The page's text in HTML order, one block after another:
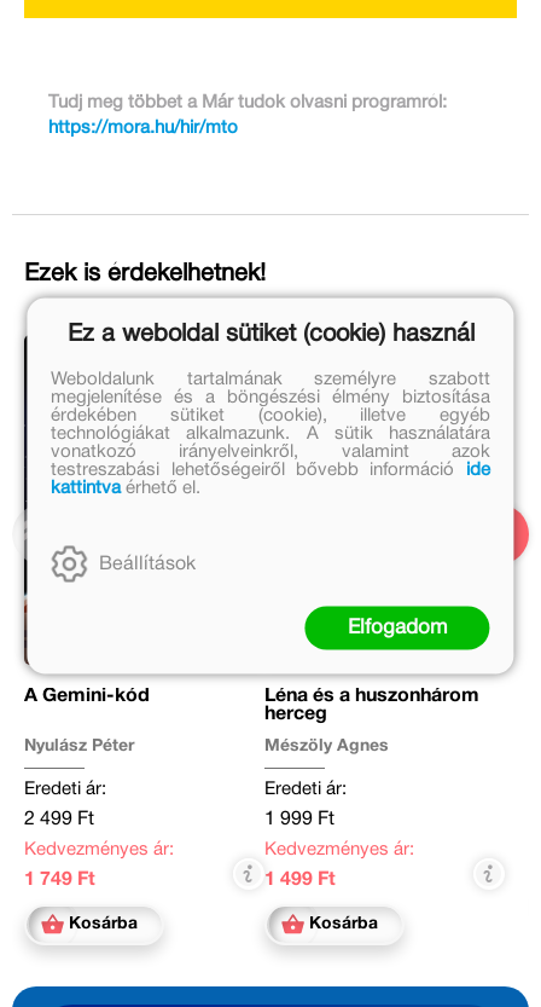
Tudj meg többet a Már tudok olvasni programról:
https://mora.hu/hir/mto
Ezek is érdekelhetnek!
A Gemini-kód
Nyulász Péter
Eredeti ár:
2 499 Ft
Kedvezményes ár:
1 749 Ft
Kosárba
Léna és a huszonhárom
herceg
Mészöly Ágnes
Eredeti ár:
1 999 Ft
Kedvezményes ár:
1 499 Ft
Kosárba
Ez a weboldal sütiket (cookie) használ
Weboldalunk tartalmának személyre szabott
megjelenítése és a böngészési élmény biztosítása
érdekében sütiket (cookie), illetve egyéb
technológiákat alkalmazunk. A sütik használatára
vonatkozó irányelveinkről, valamint azok
testreszabási lehetőségeiről bővebb információ
ide
kattintvaérhető el.
Beállítások
Elfogadom